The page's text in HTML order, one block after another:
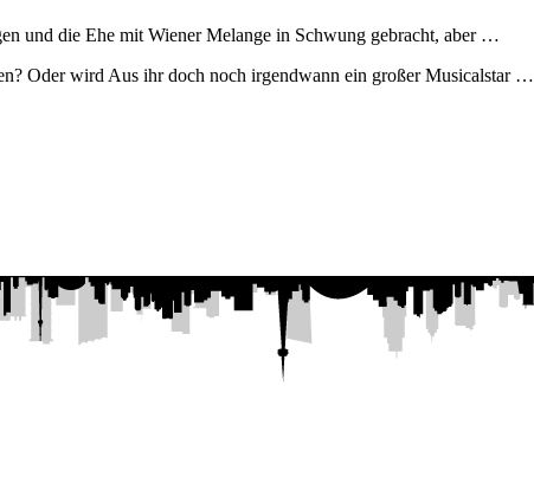
und die Ehe mit Wiener Melange in Schwung gebracht, aber …
Oder wird Aus ihr doch noch irgendwann ein großer Musicalstar …